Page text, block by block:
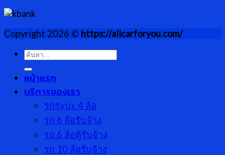
Copyright 2026 © https://allcarforyou.com/
ค้นหา:
หน้าแรก
บริการของเรา
รกระบะ 4 ล้อ
รถ 6 ล้อรับจ้าง
รถ 6 ล้อตู้รับจ้าง
รถ 10 ล้อรับจ้าง